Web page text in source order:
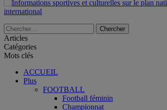
international
Articles
Catégories
Mots clés
ACCUEIL
Plus
FOOTBALL
Football féminin
Championnat